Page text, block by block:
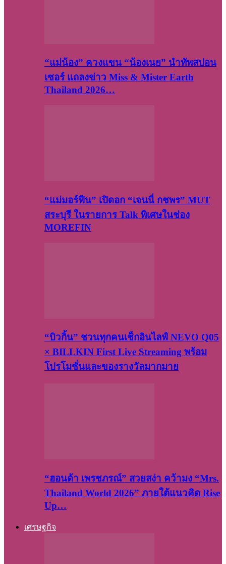
“แม่น้อง” ควงแขน “น้องเนย” นำทัพสปอน
เซอร์ แถลงข่าว Miss & Mister Earth
Thailand 2026…
“แม่มอร์ฟีน” เปิดอก “เจนนี่ กชพร” MUT
สระบุรี ในรายการ Talk พิเศษในช่อง
MOREFIN
“บิวกิ้น” ชวนทุกคนเช็กอินไลฟ์ NEVO Q05
× BILLKIN First Live Streaming พร้อม
โปรโมชั่นและของรางวัลมากมาย
“ฮอนด้า เพรชภรณ์” สวยสง่า คว้ามง “Mrs.
Thailand World 2026” ภายใต้แนวคิด Rise
Up…
เศรษฐกิจ